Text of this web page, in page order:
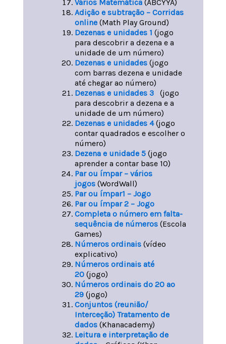
Vários Matemática(ABCYYA)
Adição e subtração – Corridas
online (Math Play Ground)
Dezenas e unidades1 (jogo
para descobrir a dezena e a
unidade de um número)
Dezenas e unidades(jogo
com barras dezena e unidade
até chegar ao número)
Dezenas e unidades 3
(jogo
para descobrir a dezena e a
unidade de um número)
Dezenas e unidades 4(jogo
contar quadrados e escolher o
número)
Dezena e unidade 5(jogo
aprender a contar base 10)
Par ou ímpar – vários
jogos(WordWall)
Par ou ímpar1 – Jogo
Par ou ímpar 2 – Jogo
Completa o número em falta-
sequência de números(Escola
Games)
Números ordinais(vídeo
explicativo)
Números ordinais até
20 (jogo)
Números ordinais do 20 ao
29 (jogo)
Conjuntos (reunião/
Interceção) Tratamento de
dados(Khanacademy)
Leitura e interpretação de